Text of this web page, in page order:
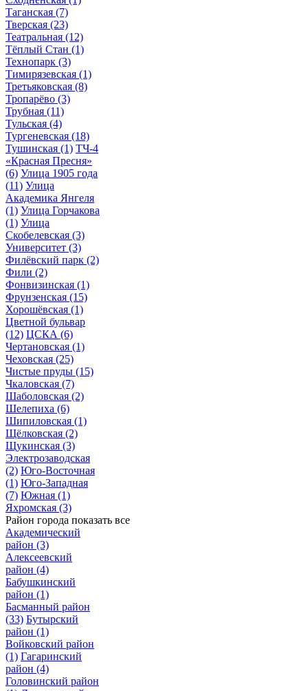
Таганская (7)
Тверская (23)
Театральная (12)
Тёплый Стан (1)
Технопарк (3)
Тимирязевская (1)
Третьяковская (8)
Тропарёво (3)
Трубная (11)
Тульская (4)
Тургеневская (18)
Тушинская (1) ТЧ-4
«Красная Пресня»
(6) Улица 1905 года
(11) Улица
Академика Янгеля
(1) Улица Горчакова
(1) Улица
Скобелевская (3)
Университет (3)
Филёвский парк (2)
Фили (2)
Фонвизинская (1)
Фрунзенская (15)
Хорошёвская (1)
Цветной бульвар
(12) ЦСКА (6)
Чертановская (1)
Чеховская (25)
Чистые пруды (15)
Чкаловская (7)
Шаболовская (2)
Шелепиха (6)
Шипиловская (1)
Щёлковская (2)
Щукинская (3)
Электрозаводская
(2) Юго-Восточная
(1) Юго-Западная
(7) Южная (1)
Яхромская (3)
Район города показать все
Академический
район (3)
Алексеевский
район (4)
Бабушкинский
район (1)
Басманный район
(33) Бутырский
район (1)
Войковский район
(1) Гагаринский
район (4)
Головинский район